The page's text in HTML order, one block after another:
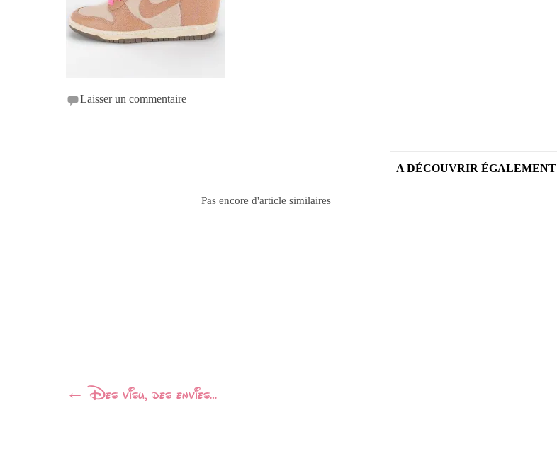
Laisser un commentaire
A DÉCOUVRIR ÉGALEMENT
Pas encore d'article similaires
Navigation
← Des visu, des envies…